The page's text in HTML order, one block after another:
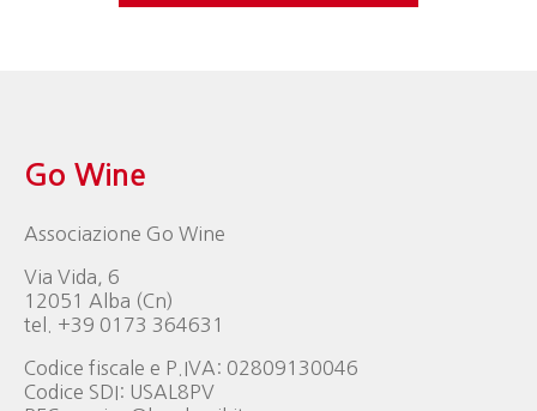
Go Wine
Associazione Go Wine
Via Vida, 6
12051 Alba (Cn)
tel. +39 0173 364631
Codice fiscale e P.IVA: 02809130046
Codice SDI: USAL8PV